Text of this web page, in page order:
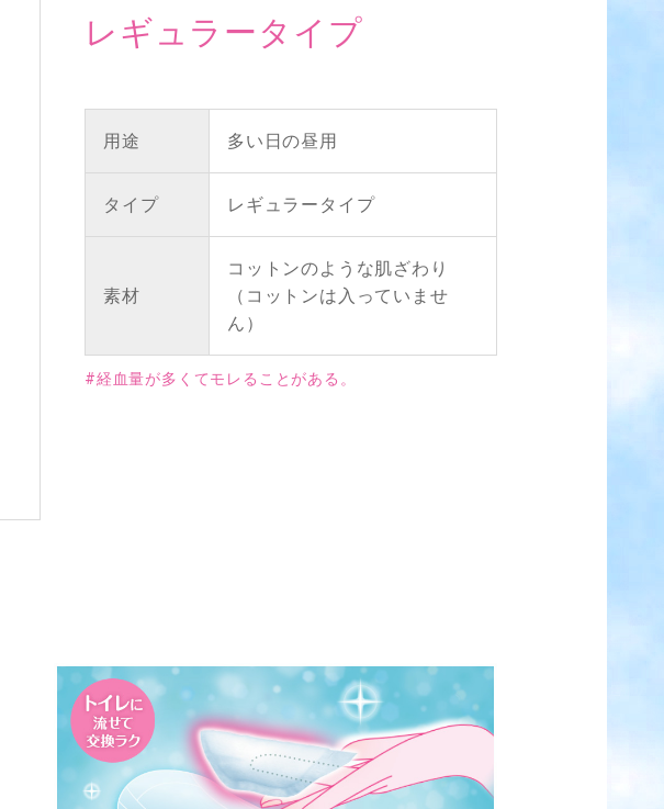
レギュラータイプ
用途 多い日の昼用
タイプ レギュラータイプ
素材
コットンのような肌ざわり
（コットンは入っていませ
ん）
#経血量が多くてモレることがある。